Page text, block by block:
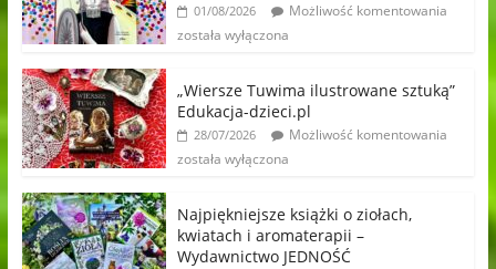
01/08/2026
Możliwość komentowania
została wyłączona
„Wiersze Tuwima ilustrowane sztuką”
Edukacja-dzieci.pl
28/07/2026
Możliwość komentowania
została wyłączona
Najpiękniejsze książki o ziołach,
kwiatach i aromaterapii –
Wydawnictwo JEDNOŚĆ